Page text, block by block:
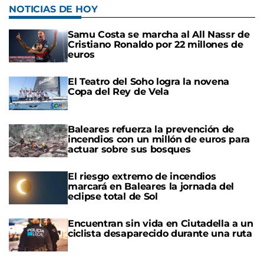
NOTICIAS DE HOY
Samu Costa se marcha al All Nassr de
Cristiano Ronaldo por 22 millones de
euros
El Teatro del Soho logra la novena
Copa del Rey de Vela
Baleares refuerza la prevención de
incendios con un millón de euros para
actuar sobre sus bosques
El riesgo extremo de incendios
marcará en Baleares la jornada del
eclipse total de Sol
Encuentran sin vida en Ciutadella a un
ciclista desaparecido durante una ruta